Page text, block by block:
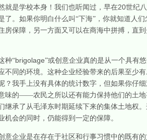
就是学校本身！我们也听闻过，早在20世纪
了。如果你明白什么叫“下海”，你就知道人
房保障，另一方面又可以在商海中拼搏，直
种“brigolage”或创意企业真的是从一个具有
不同的环境。这种企业经验带来的后果至少
？我手上没有具体的统计数字，但如果你仔
味的——农民之所以还有能力保持他们的土
继承了从毛泽东时期延续下来的集体土地权
机会的同时，仍能得到一定的保障。
意企业是在存在于社区和行事习惯中的既有